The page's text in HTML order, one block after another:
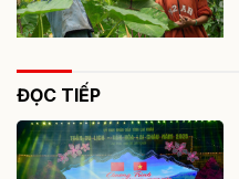
ĐỌC TIẾP